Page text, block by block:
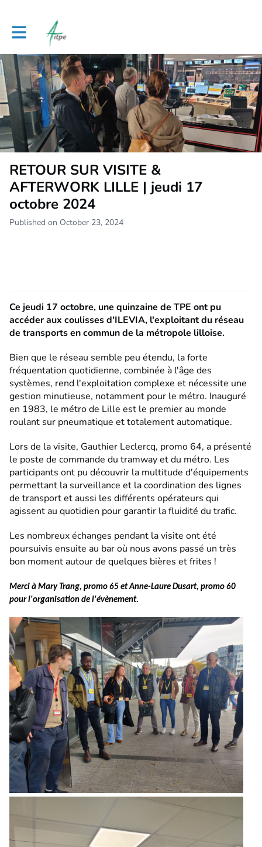
Toggle main navigation
RETOUR SUR VISITE &
AFTERWORK LILLE | jeudi 17
octobre 2024
Published on October 23, 2024
Ce jeudi 17 octobre, une quinzaine de TPE ont pu
accéder aux coulisses d'ILEVIA, l'exploitant du réseau
de transports en commun de la métropole lilloise.
Bien que le réseau semble peu étendu, la forte
fréquentation quotidienne, combinée à l'âge des
systèmes, rend l'exploitation complexe et nécessite une
gestion minutieuse, notamment pour le métro. Inauguré
en 1983, le métro de Lille est le premier au monde
roulant sur pneumatique et totalement automatique.
Lors de la visite, Gauthier Leclercq, promo 64, a présenté
le poste de commande du tramway et du métro. Les
participants ont pu découvrir la multitude d'équipements
permettant la surveillance et la coordination des lignes
de transport et aussi les différents opérateurs qui
agissent au quotidien pour garantir la fluidité du trafic.
Les nombreux échanges pendant la visite ont été
poursuivis ensuite au bar où nous avons passé un très
bon moment autour de quelques bières et frites !
Merci à Mary Trang, promo 65 et Anne-Laure Dusart, promo 60
pour l'organisation de l'évènement.